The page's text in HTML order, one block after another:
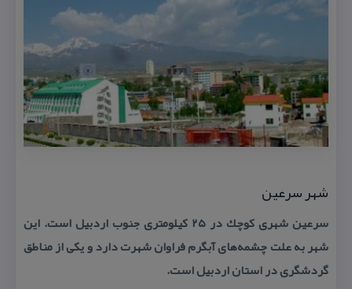
شهر سرعین
سرعین شهری كوچك در ۲۵ كیلومتری جنوب اردبیل است. این
شهر به علت چشمه‌های آبگرم فراوان شهرت دارد و یكی از مناطق
گردشگری در استان اردبیل است.